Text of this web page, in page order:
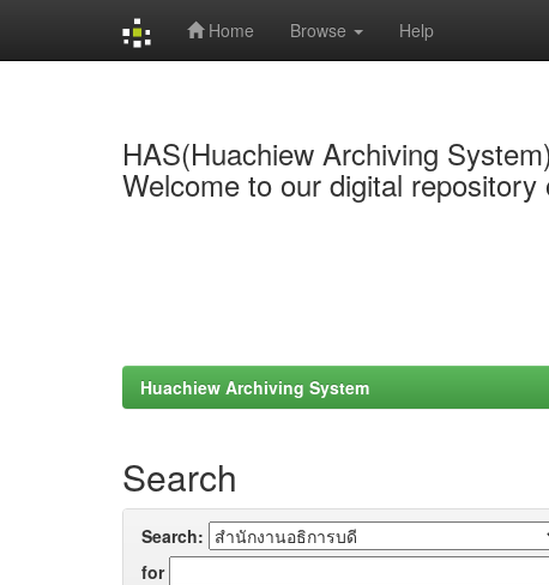
Home Browse Help
HAS(Huachiew Archiving
Welcome to our digital
Huachiew Archiving System
Search
Search:
for